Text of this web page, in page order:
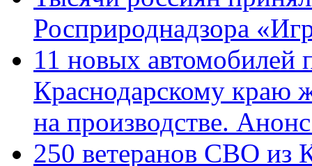
Росприроднадзора
11 новых автомобилей
Краснодарскому краю
на производстве.
250 ветеранов СВО из